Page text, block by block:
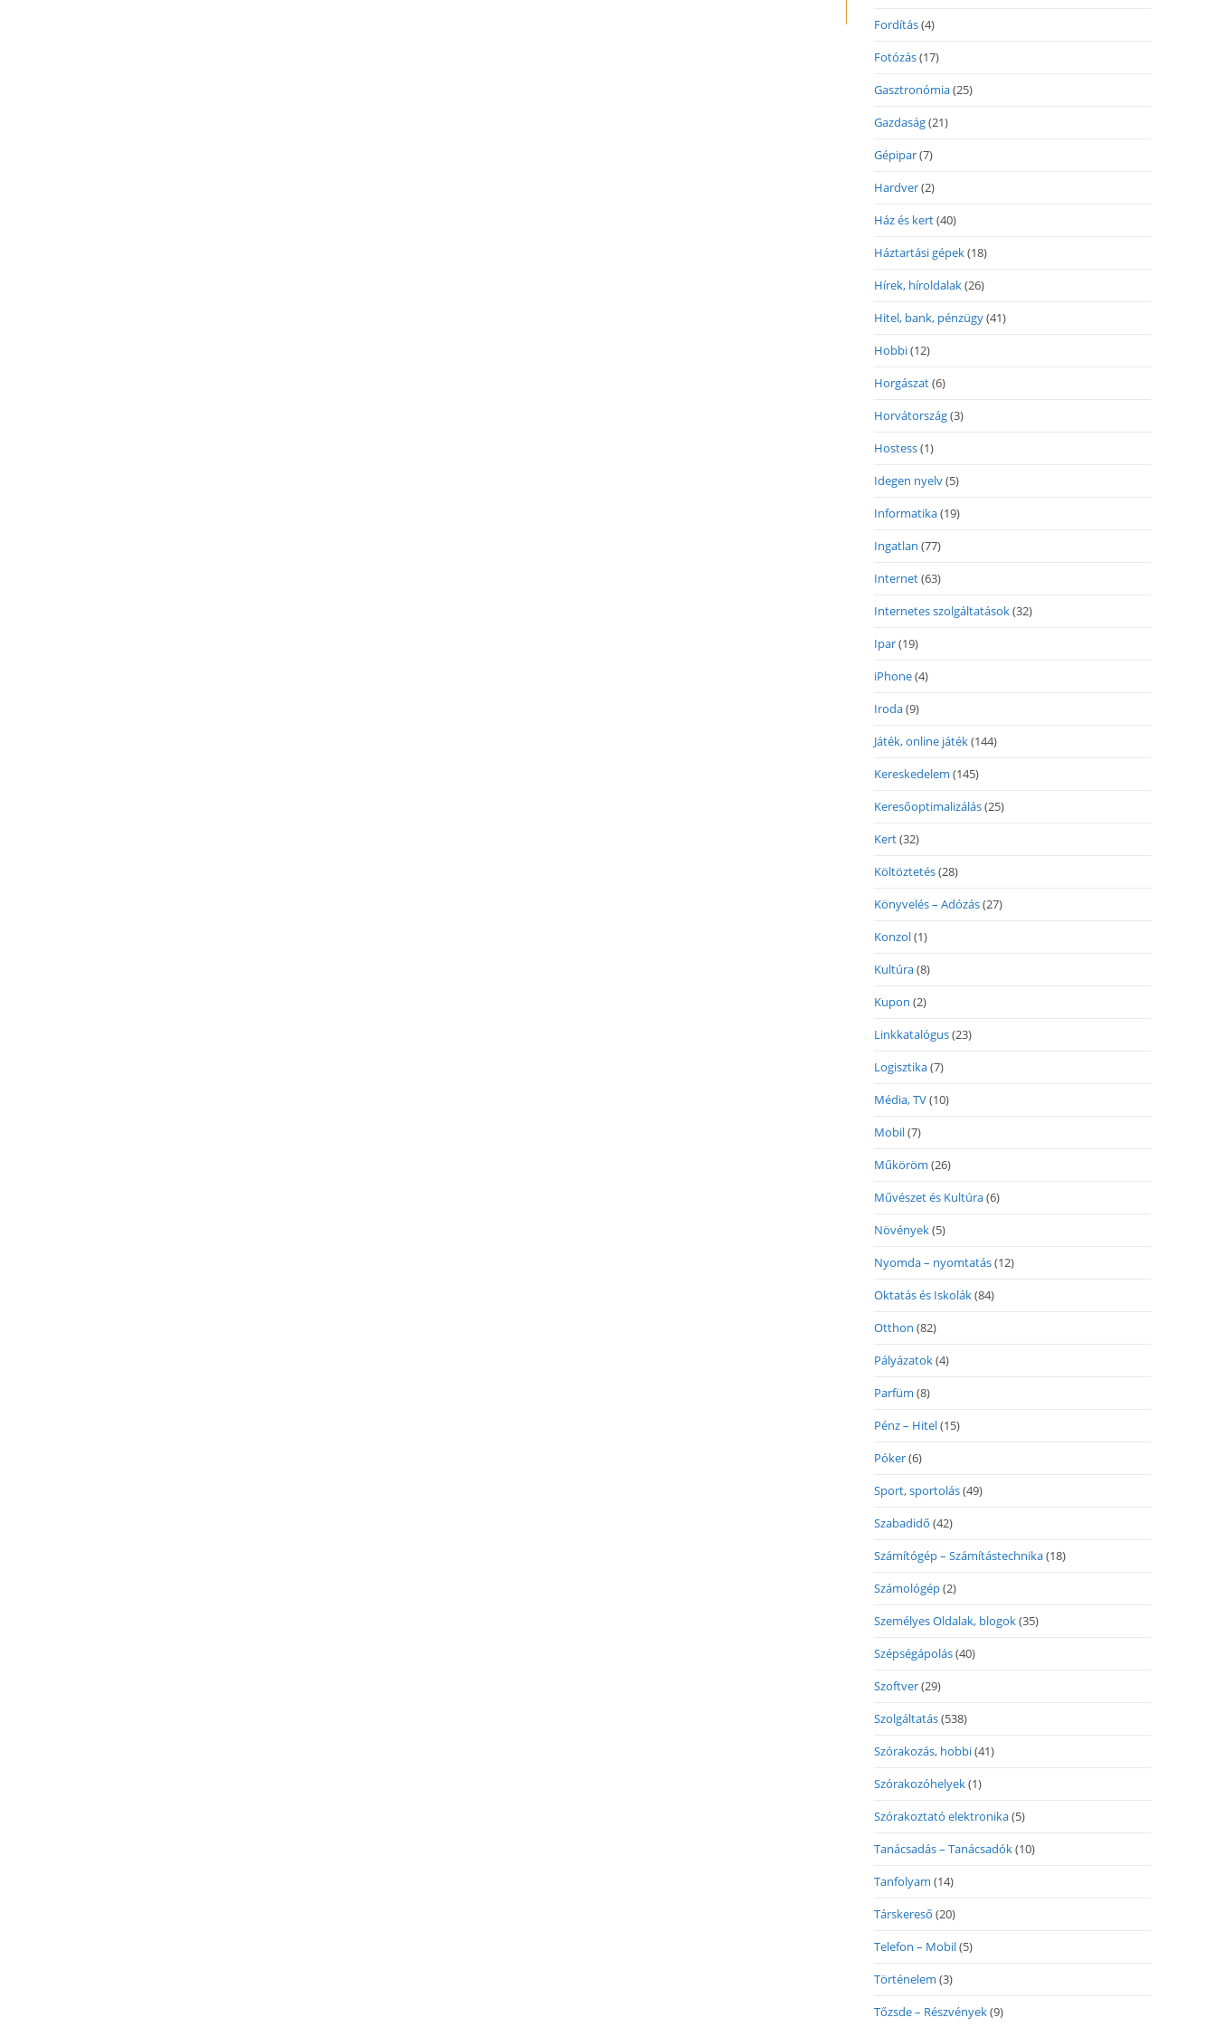
Fordítás(4)
Fotózás(17)
Gasztronómia(25)
Gazdaság(21)
Gépipar(7)
Hardver(2)
Ház és kert(40)
Háztartási gépek(18)
Hírek, híroldalak(26)
Hitel, bank, pénzügy(41)
Hobbi(12)
Horgászat(6)
Horvátország(3)
Hostess(1)
Idegen nyelv(5)
Informatika(19)
Ingatlan (77)
Internet(63)
Internetes szolgáltatások(32)
Ipar(19)
iPhone(4)
Iroda(9)
Játék, online játék(144)
Kereskedelem (145)
Keresőoptimalizálás(25)
Kert(32)
Költöztetés(28)
Könyvelés – Adózás(27)
Konzol(1)
Kultúra(8)
Kupon (2)
Linkkatalógus(23)
Logisztika(7)
Média, TV(10)
Mobil(7)
Műköröm (26)
Művészet és Kultúra(6)
Növények(5)
Nyomda – nyomtatás(12)
Oktatás és Iskolák(84)
Otthon (82)
Pályázatok(4)
Parfüm (8)
Pénz – Hitel(15)
Póker(6)
Sport, sportolás(49)
Szabadidő (42)
Számítógép – Számítástechnika(18)
Számológép(2)
Személyes Oldalak, blogok(35)
Szépségápolás(40)
Szoftver(29)
Szolgáltatás(538)
Szórakozás, hobbi(41)
Szórakozóhelyek(1)
Szórakoztató elektronika(5)
Tanácsadás – Tanácsadók(10)
Tanfolyam (14)
Társkereső (20)
Telefon – Mobil(5)
Történelem (3)
Tőzsde – Részvények(9)